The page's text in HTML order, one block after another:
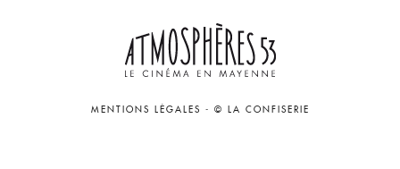
MENTIONS LÉGALES - © LA CONFISERIE